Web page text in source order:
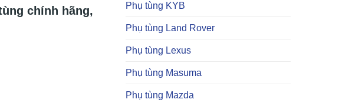
Phụ tùng KYB
Phụ tùng Land Rover
Phụ tùng Lexus
Phụ tùng Masuma
Phụ tùng Mazda
chính hãng,